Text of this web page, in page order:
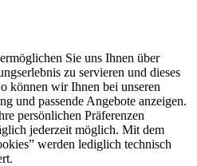
Sie uns Ihnen über
zu servieren und dieses
können wir Ihnen bei unseren
und passende Angebote anzeigen.
persönlichen Präferenzen
jederzeit möglich. Mit dem
werden lediglich technisch